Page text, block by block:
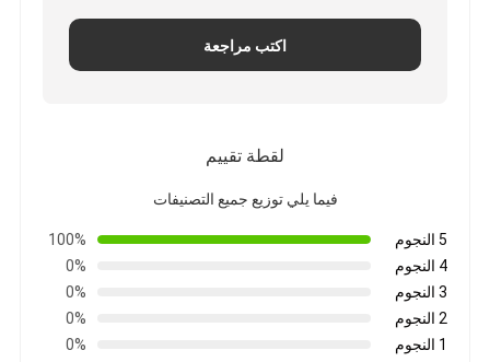
معلومات عنا
جولة في المعمل
اكتب مراجعة
لقطة تقييم
فيما يلي توزيع جميع التصنيفات
5 النجوم
100%
4 النجوم
0%
3 النجوم
0%
2 النجوم
0%
1 النجوم
0%